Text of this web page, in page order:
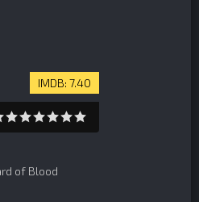
7.40
of Blood